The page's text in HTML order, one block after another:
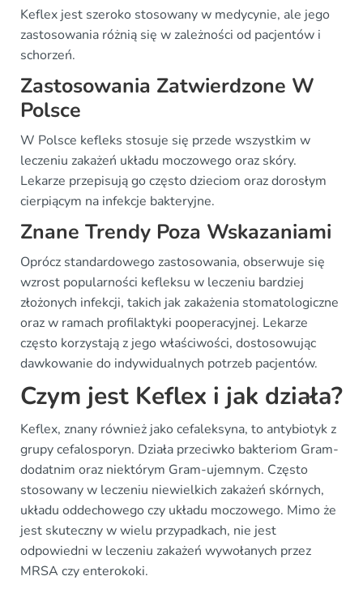
Keflex jest szeroko stosowany w medycynie, ale jego
zastosowania różnią się w zależności od pacjentów i
schorzeń.
Zastosowania Zatwierdzone W
Polsce
W Polsce kefleks stosuje się przede wszystkim w
leczeniu zakażeń układu moczowego oraz skóry.
Lekarze przepisują go często dzieciom oraz dorosłym
cierpiącym na infekcje bakteryjne.
Znane Trendy Poza Wskazaniami
Oprócz standardowego zastosowania, obserwuje się
wzrost popularności kefleksu w leczeniu bardziej
złożonych infekcji, takich jak zakażenia stomatologiczne
oraz w ramach profilaktyki pooperacyjnej. Lekarze
często korzystają z jego właściwości, dostosowując
dawkowanie do indywidualnych potrzeb pacjentów.
Czym jest Keflex i jak działa?
Keflex, znany również jako cefaleksyna, to antybiotyk z
grupy cefalosporyn. Działa przeciwko bakteriom Gram-
dodatnim oraz niektórym Gram-ujemnym. Często
stosowany w leczeniu niewielkich zakażeń skórnych,
układu oddechowego czy układu moczowego. Mimo że
jest skuteczny w wielu przypadkach, nie jest
odpowiedni w leczeniu zakażeń wywołanych przez
MRSA czy enterokoki.